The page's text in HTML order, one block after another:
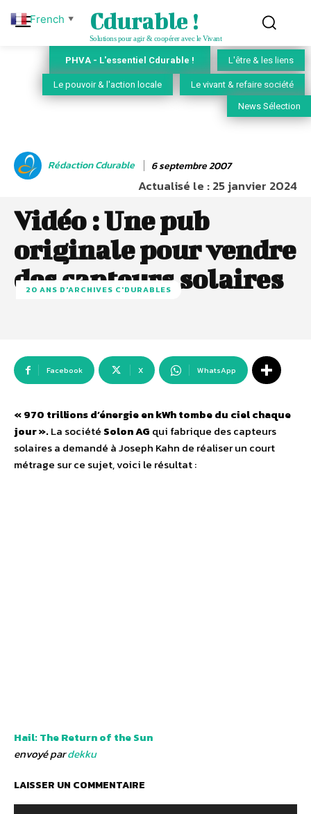
Cdurable !
Solutions pour agir & coopérer avec le Vivant
PHVA - L'essentiel Cdurable ! L'être & les liens
Le pouvoir & l'action locale Le vivant & refaire société
News Sélection
Rédaction Cdurable 6 septembre 2007
Actualisé le :25 janvier 2024
Vidéo : Une pub
originale pour vendre
des capteurs solaires
20 ANS D'ARCHIVES C'DURABLES
Facebook X WhatsApp
« 970 trillions d’énergie en kWh tombe du ciel chaque
jour ».La société Solon AG qui fabrique des capteurs
solaires a demandé à Joseph Kahn de réaliser un court
métrage sur ce sujet, voici le résultat :
Hail: The Return of the Sun
envoyé pardekku
LAISSER UN COMMENTAIRE
French ▼